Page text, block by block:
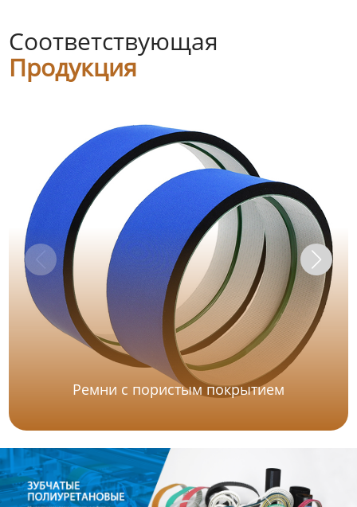
Соответствующая
Продукция
Ремни с пористым покрытием